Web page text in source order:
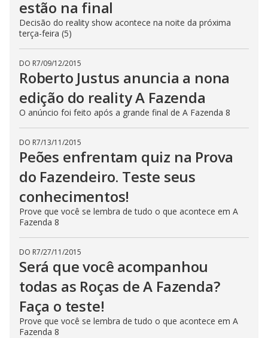
estão na final
Decisão do reality show acontece na noite da próxima
terça-feira (5)
DO R7/09/12/2015
Roberto Justus anuncia a nona
edição do reality A Fazenda
O anúncio foi feito após a grande final de A Fazenda 8
DO R7/13/11/2015
Peões enfrentam quiz na Prova
do Fazendeiro. Teste seus
conhecimentos!
Prove que você se lembra de tudo o que acontece em A
Fazenda 8
DO R7/27/11/2015
Será que você acompanhou
todas as Roças de A Fazenda?
Faça o teste!
Prove que você se lembra de tudo o que acontece em A
Fazenda 8